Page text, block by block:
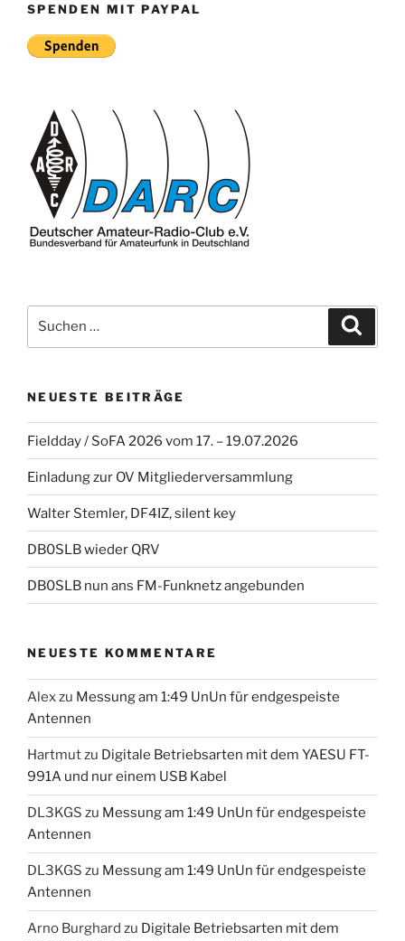
SPENDEN MIT PAYPAL
nach:
NEUESTE BEITRÄGE
Fieldday / SoFA 2026 vom 17. – 19.07.2026
Einladung zur OV Mitgliederversammlung
Walter Stemler, DF4IZ, silent key
DB0SLB wieder QRV
DB0SLB nun ans FM-Funknetz angebunden
NEUESTE KOMMENTARE
Alexzu Messung am 1:49 UnUn für endgespeiste
Antennen
Hartmutzu Digitale Betriebsarten mit dem YAESU FT-
991A und nur einem USB Kabel
DL3KGS zu Messung am 1:49 UnUn für endgespeiste
Antennen
DL3KGS zu Messung am 1:49 UnUn für endgespeiste
Antennen
Arno Burghard zu Digitale Betriebsarten mit dem